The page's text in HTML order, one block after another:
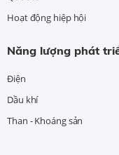
Hoạt động hiệp hội
Năng lượng phát
Điện
Dầu khí
Than - Khoáng sản